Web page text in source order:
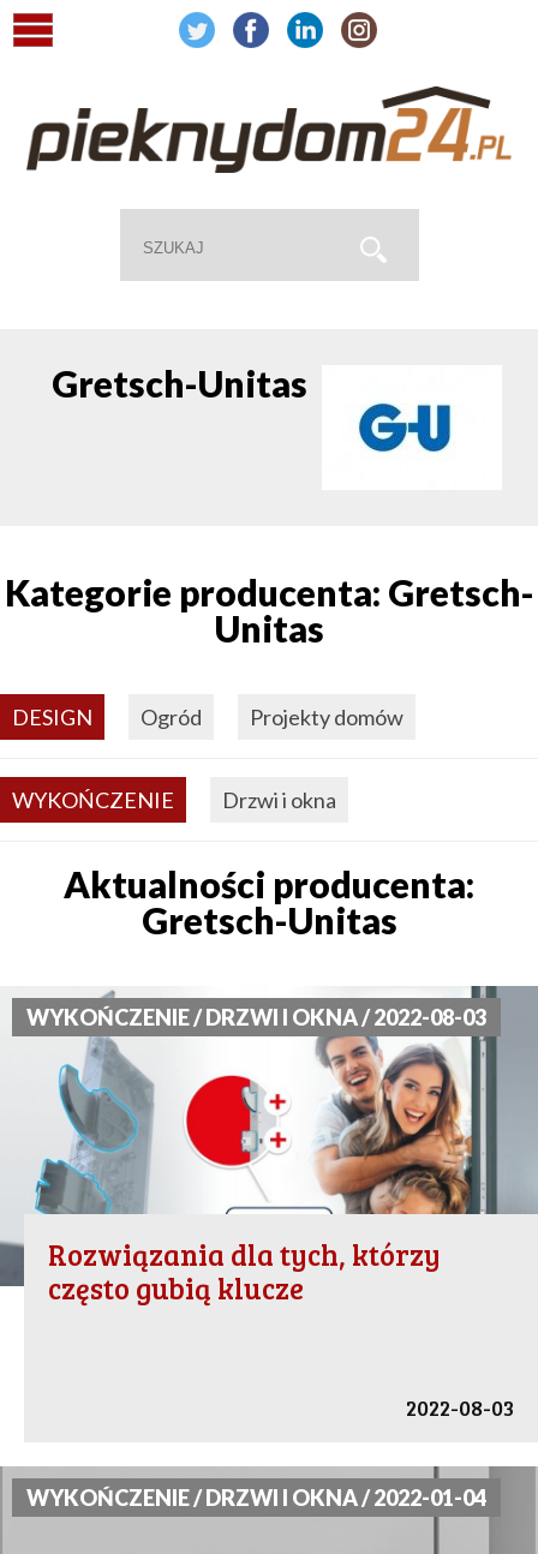
Gretsch-Unitas
Kategorie producenta: Gretsch-
Unitas
DESIGN Ogród Projekty domów
WYKOŃCZENIE Drzwi i okna
Aktualności producenta:
Gretsch-Unitas
WYKOŃCZENIE / DRZWI I OKNA / 2022-08-03
Rozwiązania dla tych, którzy
często gubią klucze
2022-08-03
WYKOŃCZENIE / DRZWI I OKNA / 2022-01-04